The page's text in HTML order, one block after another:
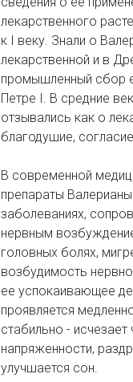
лекарственного
к I веку. Знали о
лекарственной и в
промышленный сбор
Петре I. В средние
отзывались как о
благодушие,
В современной
препараты
заболеваниях,
нервным
головных болях,
возбудимость
ее успокаивающее
проявляется
стабильно - исчезает
напряженности,
улучшается сон.